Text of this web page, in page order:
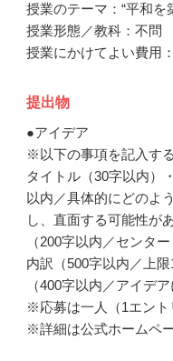
授業のテーマ：“平和を
授業形態／教科：不問
授業にかけてよい費用
提出物
●アイデア
※以下の事項を記入す
タイトル（30字以内）
以内／具体的にどのよ
し、直面する可能性が
（200字以内／センタ
内訳（500字以内／上
（400字以内／アイデ
※応募は一人（1エント
※詳細は公式ホームペ